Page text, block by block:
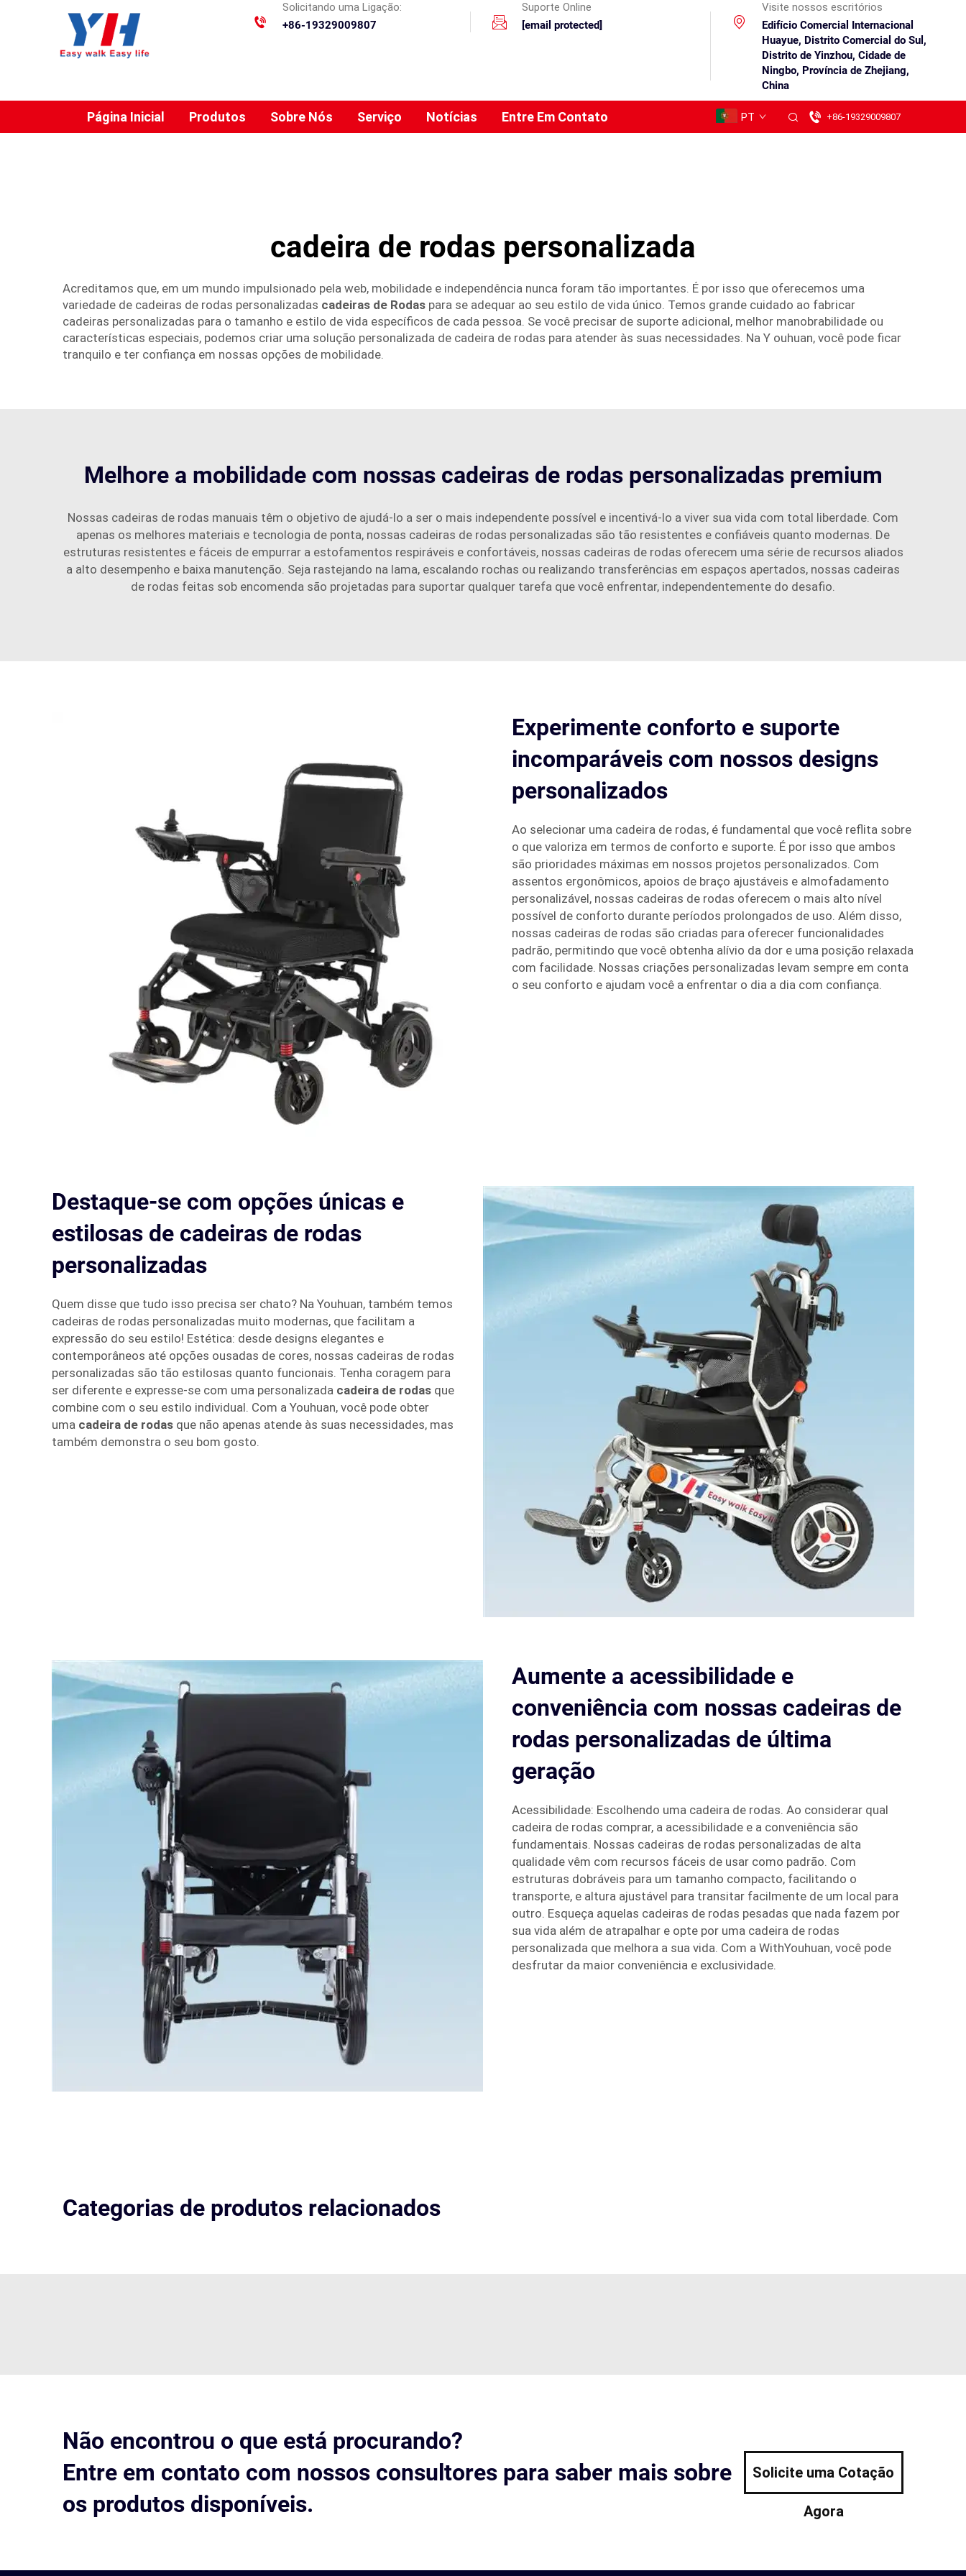
Solicitando uma Ligação:
+86-19329009807
Suporte Online
[email protected]
Visite nossos escritórios
Edifício Comercial Internacional
Huayue, Distrito Comercial do Sul,
Distrito de Yinzhou, Cidade de
Ningbo, Província de Zhejiang,
China
Página Inicial Produtos Sobre Nós Serviço Notícias Entre Em Contato PT +86-19329009807
cadeira de rodas personalizada
Acreditamos que, em um mundo impulsionado pela web, mobilidade e independência nunca foram tão importantes. É por isso que oferecemos uma
variedade de cadeiras de rodas personalizadas cadeiras de Rodas para se adequar ao seu estilo de vida único. Temos grande cuidado ao fabricar
cadeiras personalizadas para o tamanho e estilo de vida específicos de cada pessoa. Se você precisar de suporte adicional, melhor manobrabilidade ou
características especiais, podemos criar uma solução personalizada de cadeira de rodas para atender às suas necessidades. Na Y ouhuan, você pode ficar
tranquilo e ter confiança em nossas opções de mobilidade.
Melhore a mobilidade com nossas cadeiras de rodas personalizadas premium
Nossas cadeiras de rodas manuais têm o objetivo de ajudá-lo a ser o mais independente possível e incentivá-lo a viver sua vida com total liberdade. Com
apenas os melhores materiais e tecnologia de ponta, nossas cadeiras de rodas personalizadas são tão resistentes e confiáveis quanto modernas. De
estruturas resistentes e fáceis de empurrar a estofamentos respiráveis e confortáveis, nossas cadeiras de rodas oferecem uma série de recursos aliados
a alto desempenho e baixa manutenção. Seja rastejando na lama, escalando rochas ou realizando transferências em espaços apertados, nossas cadeiras
de rodas feitas sob encomenda são projetadas para suportar qualquer tarefa que você enfrentar, independentemente do desafio.
Experimente conforto e suporte
incomparáveis com nossos designs
personalizados
Ao selecionar uma cadeira de rodas, é fundamental que você reflita sobre
o que valoriza em termos de conforto e suporte. É por isso que ambos
são prioridades máximas em nossos projetos personalizados. Com
assentos ergonômicos, apoios de braço ajustáveis e almofadamento
personalizável, nossas cadeiras de rodas oferecem o mais alto nível
possível de conforto durante períodos prolongados de uso. Além disso,
nossas cadeiras de rodas são criadas para oferecer funcionalidades
padrão, permitindo que você obtenha alívio da dor e uma posição relaxada
com facilidade. Nossas criações personalizadas levam sempre em conta
o seu conforto e ajudam você a enfrentar o dia a dia com confiança.
Destaque-se com opções únicas e
estilosas de cadeiras de rodas
personalizadas
Quem disse que tudo isso precisa ser chato? Na Youhuan, também temos
cadeiras de rodas personalizadas muito modernas, que facilitam a
expressão do seu estilo! Estética: desde designs elegantes e
contemporâneos até opções ousadas de cores, nossas cadeiras de rodas
personalizadas são tão estilosas quanto funcionais. Tenha coragem para
ser diferente e expresse-se com uma personalizada cadeira de rodas que
combine com o seu estilo individual. Com a Youhuan, você pode obter
uma cadeira de rodas que não apenas atende às suas necessidades, mas
também demonstra o seu bom gosto.
Aumente a acessibilidade e
conveniência com nossas cadeiras de
rodas personalizadas de última
geração
Acessibilidade: Escolhendo uma cadeira de rodas. Ao considerar qual
cadeira de rodas comprar, a acessibilidade e a conveniência são
fundamentais. Nossas cadeiras de rodas personalizadas de alta
qualidade vêm com recursos fáceis de usar como padrão. Com
estruturas dobráveis para um tamanho compacto, facilitando o
transporte, e altura ajustável para transitar facilmente de um local para
outro. Esqueça aquelas cadeiras de rodas pesadas que nada fazem por
sua vida além de atrapalhar e opte por uma cadeira de rodas
personalizada que melhora a sua vida. Com a WithYouhuan, você pode
desfrutar da maior conveniência e exclusividade.
Categorias de produtos relacionados
Não encontrou o que está procurando?
Entre em contato com nossos consultores para saber mais sobre
os produtos disponíveis.
Solicite uma Cotação
Agora